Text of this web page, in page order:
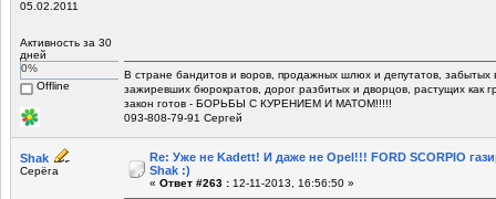
05.02.2011
Активность за 30
дней
0%
Offline
В стране бандитов и воров, продажных шлюх и депутатов, забытых
зажиревших бюрократов, дорог разбитых и дворцов, растущих как
закон готов - БОРЬБЫ С КУРЕНИЕМ И МАТОМ!!!!!
093-808-79-91 Сергей
Shak
Серёга
Re: Уже не Kadett! И даже не Opel!!! FORD SCORPIO
Shak :)
« Ответ #263 : 12-11-2013, 16:56:50 »